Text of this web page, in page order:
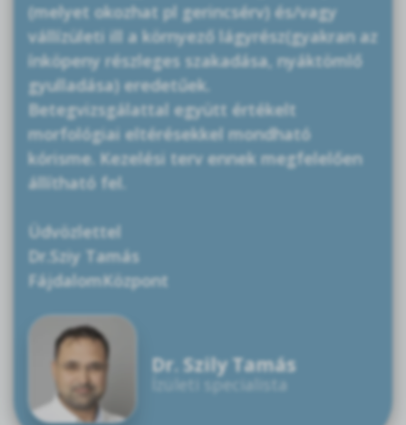
(melyet okozhat pl gerincsérv) és/vagy
vállízületi ill a környező lágyrész(gyakran az
ínköpeny részleges szakadása, nyáktömlő
gyulladása) eredetűek.
Betegvizsgálattal együtt értékelt
morfológiai eltérésekkel mondható
kórisme. Kezelési terv ennek megfelelően
állítható fel.
Üdvözlettel
Dr.Sziy Tamás
FájdalomKözpont
Dr. Szily Tamás
Ízületi specialista